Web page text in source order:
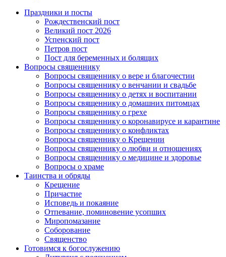
Праздники и посты
Рождественский пост
Великий пост 2026
Успенский пост
Петров пост
Пост для беременных и болящих
Вопросы священнику
Вопросы священнику о вере и благочестии
Вопросы священнику о венчании и свадьбе
Вопросы священнику о детях и воспитании
Вопросы священнику о домашних питомцах
Вопросы священнику о грехе
Вопросы священнику о коронавирусе и карантине
Вопросы священнику о конфликтах
Вопросы священнику о Крещении
Вопросы священнику о любви и отношениях
Вопросы священнику о медицине и здоровье
Вопросы о храме
Таинства и обряды
Крещение
Причастие
Исповедь и покаяние
Отпевание, поминовение усопших
Миропомазание
Соборование
Священство
Готовимся к богослужению